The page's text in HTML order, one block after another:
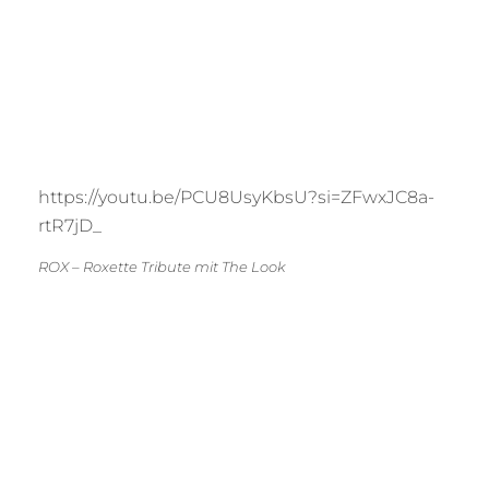
https://youtu.be/PCU8UsyKbsU?si=ZFwxJC8a-
rtR7jD_
ROX – Roxette Tribute mit The Look